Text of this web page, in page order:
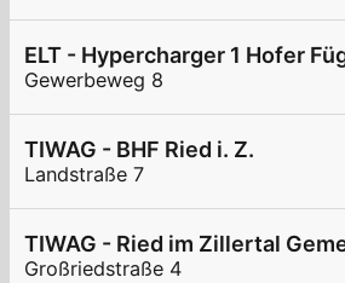
ELT - Hypercharger 1 Hofer
Gewerbeweg 8
TIWAG - BHF Ried i. Z.
Landstraße 7
TIWAG - Ried im Zillertal
Großriedstraße 4